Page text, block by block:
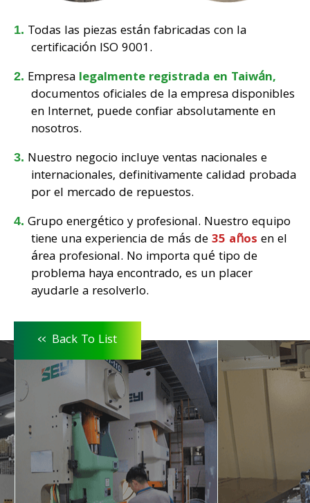
Todas las piezas están fabricadas con la
certificación ISO 9001.
Empresa legalmente registrada en Taiwán,
documentos oficiales de la empresa disponibles
en Internet, puede confiar absolutamente en
nosotros.
Nuestro negocio incluye ventas nacionales e
internacionales, definitivamente calidad probada
por el mercado de repuestos.
Grupo energético y profesional. Nuestro equipo
tiene una experiencia de más de35 años en el
área profesional. No importa qué tipo de
problema haya encontrado, es un placer
ayudarle a resolverlo.
<< Back To List